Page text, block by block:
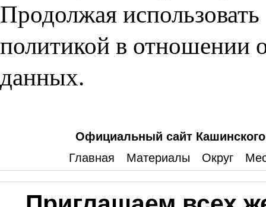
Продолжая
политикой в отношении
данных.
Официальный сайт Кашинского
Главная
Материалы Округ